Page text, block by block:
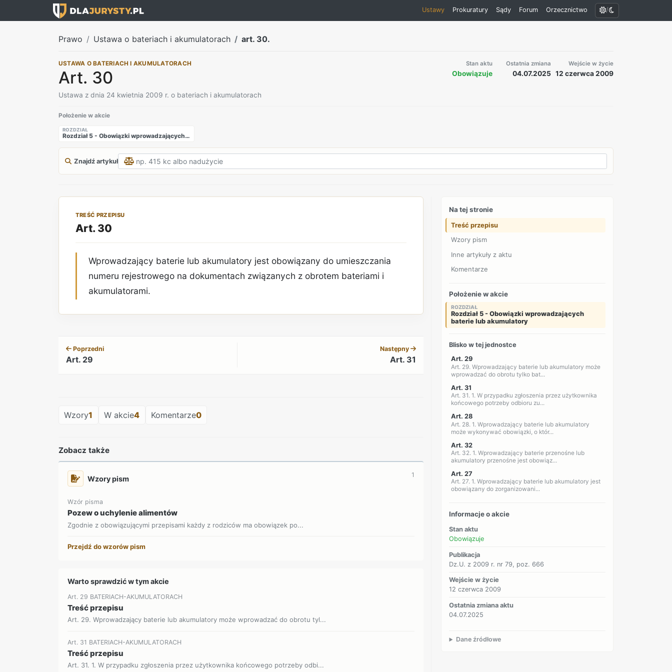
Ustawy Prokuratury Sądy Forum Orzecznictwo /
Prawo Ustawa o bateriach i akumulatorach art. 30.
USTAWA O BATERIACH I AKUMULATORACH
Art. 30
Ustawa z dnia 24 kwietnia 2009 r. o bateriach i akumulatorach
Stan aktu
Obowiązuje
Ostatnia zmiana
04.07.2025
Wejście w życie
12 czerwca 2009
Położenie w akcie
ROZDZIAŁ
Rozdział 5 - Obowiązki wprowadzających baterie lub akumulatory
Znajdź artykuł
TREŚĆ PRZEPISU
Art. 30
Wprowadzający baterie lub akumulatory jest obowiązany do umieszczania
numeru rejestrowego na dokumentach związanych z obrotem bateriami i
akumulatorami.
Poprzedni
Art. 29
Następny
Art. 31
Wzory1 W akcie4 Komentarze0
Zobacz także
Wzory pism 1
Wzór pisma
Pozew o uchylenie alimentów
Zgodnie z obowiązującymi przepisami każdy z rodziców ma obowiązek po...
Przejdź do wzorów pism
Warto sprawdzić w tym akcie
Art. 29 BATERIACH-AKUMULATORACH
Treść przepisu
Art. 29. Wprowadzający baterie lub akumulatory może wprowadzać do obrotu tyl...
Art. 31 BATERIACH-AKUMULATORACH
Treść przepisu
Art. 31. 1. W przypadku zgłoszenia przez użytkownika końcowego potrzeby odbi...
Na tej stronie
Treść przepisu
Wzory pism
Inne artykuły z aktu
Komentarze
Położenie w akcie
ROZDZIAŁ
Rozdział 5 - Obowiązki wprowadzających
baterie lub akumulatory
Blisko w tej jednostce
Art. 29
Art. 29. Wprowadzający baterie lub akumulatory może
wprowadzać do obrotu tylko bat...
Art. 31
Art. 31. 1. W przypadku zgłoszenia przez użytkownika
końcowego potrzeby odbioru zu...
Art. 28
Art. 28. 1. Wprowadzający baterie lub akumulatory
może wykonywać obowiązki, o któr...
Art. 32
Art. 32. 1. Wprowadzający baterie przenośne lub
akumulatory przenośne jest obowiąz...
Art. 27
Art. 27. 1. Wprowadzający baterie lub akumulatory jest
obowiązany do zorganizowani...
Informacje o akcie
Stan aktu
Obowiązuje
Publikacja
Dz.U. z 2009 r. nr 79, poz. 666
Wejście w życie
12 czerwca 2009
Ostatnia zmiana aktu
04.07.2025
Dane źródłowe